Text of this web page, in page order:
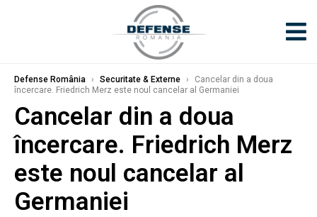
Defense România › Securitate & Externe ›
Cancelar din a doua
încercare. Friedrich Merz este noul cancelar al Germaniei
Cancelar din a doua
încercare. Friedrich Merz
este noul cancelar al
Germaniei